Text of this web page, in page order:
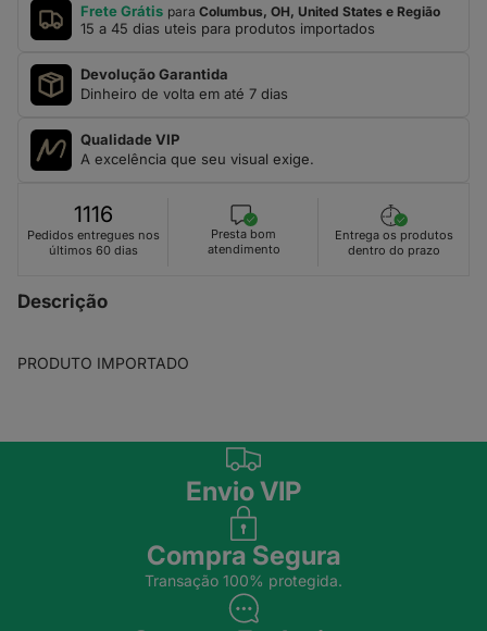
Frete Grátis para Columbus, OH, United States e Região
15 a 45 dias uteis para produtos importados
Devolução Garantida
Dinheiro de volta em até 7 dias
Qualidade VIP
A excelência que seu visual exige.
1116
Pedidos entregues nos
últimos 60 dias
Presta bom
atendimento
Entrega os produtos
dentro do prazo
Descrição
PRODUTO IMPORTADO
Envio VIP
Compra Segura
Transação 100% protegida.